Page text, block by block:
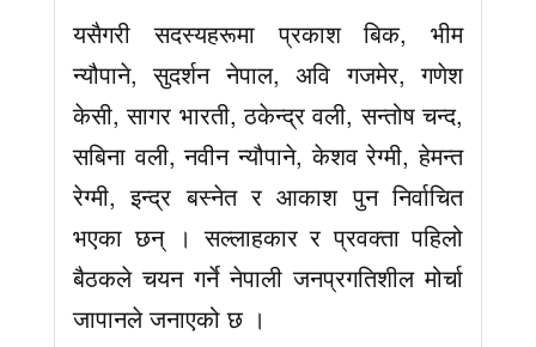
यसैगरी सदस्यहरूमा प्रकाश बिक, भीम
न्यौपाने, सुदर्शन नेपाल, अवि गजमेर, गणेश
केसी, सागर भारती, ठकेन्द्र वली, सन्तोष चन्द,
सबिना वली, नवीन न्यौपाने, केशव रेग्मी, हेमन्त
रेग्मी, इन्द्र बस्नेत र आकाश पुन निर्वाचित
भएका छन् । सल्लाहकार र प्रवक्ता पहिलो
बैठकले चयन गर्ने नेपाली जनप्रगतिशील मोर्चा
जापानले जनाएको छ ।